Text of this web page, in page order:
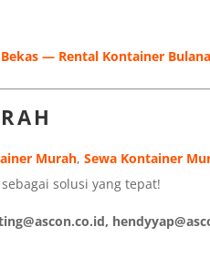
— Rental Kontainer
Murah, Sewa Kontainer
solusi yang tepat!